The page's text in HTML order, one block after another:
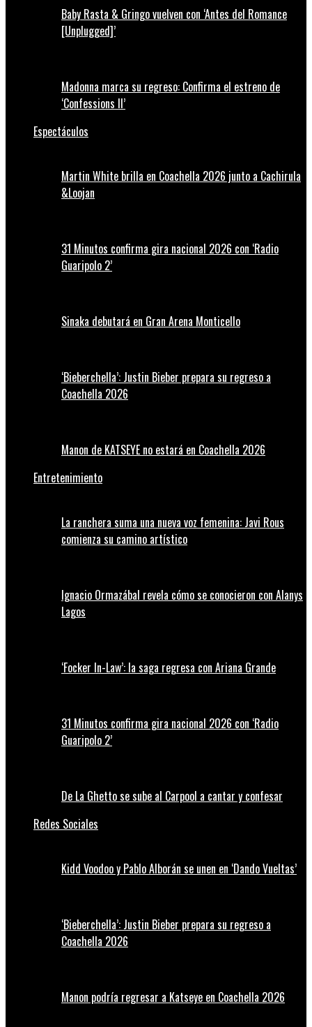
Baby Rasta & Gringo vuelven con ‘Antes del Romance
[Unplugged]’
Madonna marca su regreso: Confirma el estreno de
‘Confessions II’
Espectáculos
Martin White brilla en Coachella 2026 junto a Cachirula
&Loojan
31 Minutos confirma gira nacional 2026 con ‘Radio
Guaripolo 2’
Sinaka debutará en Gran Arena Monticello
‘Bieberchella’: Justin Bieber prepara su regreso a
Coachella 2026
Manon de KATSEYE no estará en Coachella 2026
Entretenimiento
La ranchera suma una nueva voz femenina: Javi Rous
comienza su camino artístico
Ignacio Ormazábal revela cómo se conocieron con Alanys
Lagos
‘Focker In-Law’: la saga regresa con Ariana Grande
31 Minutos confirma gira nacional 2026 con ‘Radio
Guaripolo 2’
De La Ghetto se sube al Carpool a cantar y confesar
Redes Sociales
Kidd Voodoo y Pablo Alborán se unen en ‘Dando Vueltas’
‘Bieberchella’: Justin Bieber prepara su regreso a
Coachella 2026
Manon podría regresar a Katseye en Coachella 2026